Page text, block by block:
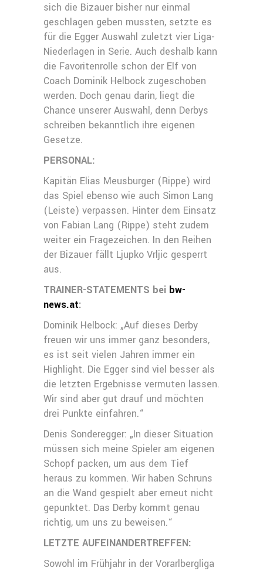
sich die Bizauer bisher nur einmal
geschlagen geben mussten, setzte es
für die Egger Auswahl zuletzt vier Liga-
Niederlagen in Serie. Auch deshalb kann
die Favoritenrolle schon der Elf von
Coach Dominik Helbock zugeschoben
werden. Doch genau darin, liegt die
Chance unserer Auswahl, denn Derbys
schreiben bekanntlich ihre eigenen
Gesetze.
PERSONAL:
Kapitän Elias Meusburger (Rippe) wird
das Spiel ebenso wie auch Simon Lang
(Leiste) verpassen. Hinter dem Einsatz
von Fabian Lang (Rippe) steht zudem
weiter ein Fragezeichen. In den Reihen
der Bizauer fällt Ljupko Vrljic gesperrt
aus.
TRAINER-STATEMENTS bei bw-
news.at:
Dominik Helbock: „Auf dieses Derby
freuen wir uns immer ganz besonders,
es ist seit vielen Jahren immer ein
Highlight. Die Egger sind viel besser als
die letzten Ergebnisse vermuten lassen.
Wir sind aber gut drauf und möchten
drei Punkte einfahren.“
Denis Sonderegger: „In dieser Situation
müssen sich meine Spieler am eigenen
Schopf packen, um aus dem Tief
heraus zu kommen. Wir haben Schruns
an die Wand gespielt aber erneut nicht
gepunktet. Das Derby kommt genau
richtig, um uns zu beweisen.“
LETZTE AUFEINANDERTREFFEN:
Sowohl im Frühjahr in der Vorarlbergliga